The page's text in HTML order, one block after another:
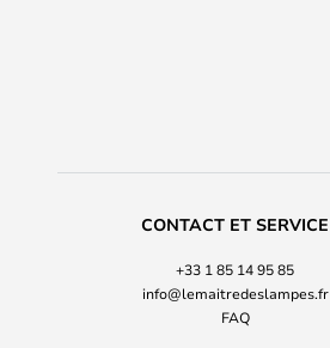
CONTACT ET SERVICE
+33 1 85 14 95 85
info@lemaitredeslampes.fr
FAQ